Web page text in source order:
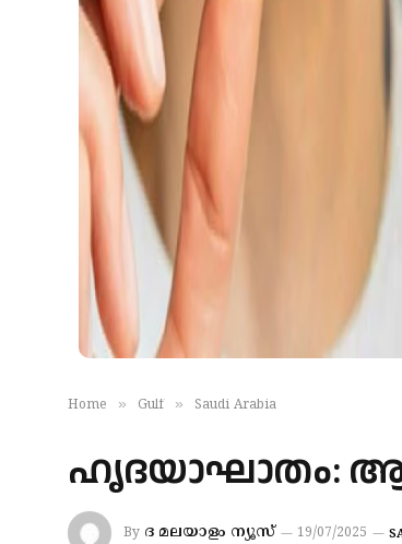
Home » Gulf » Saudi Arabia
ഹൃദയാഘാതം:
By ദ മലയാളം ന്യൂസ് 19/07/2025